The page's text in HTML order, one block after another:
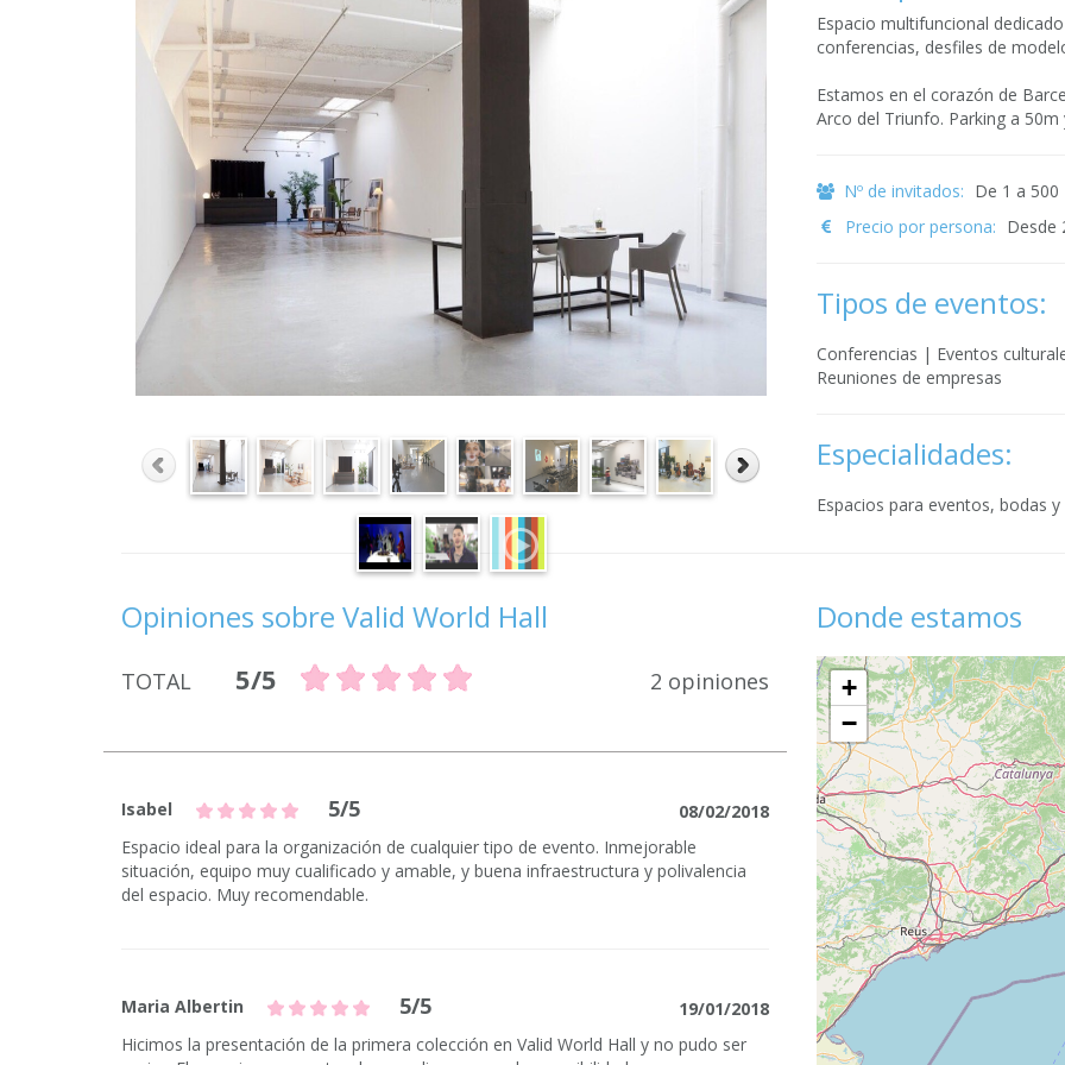
Espacio multifuncional
conferencias, desfiles de
Estamos en el corazón de
Arco del Triunfo. Parking a
Nº de invitados: De 1 a 500
Precio por persona: Desde
Tipos de eventos:
Conferencias | Eventos
Reuniones de empresas
Especialidades:
Espacios para eventos, bodas
Opiniones sobre Valid World Hall
TOTAL 5/5 2 opiniones
Isabel 5/5
08/02/2018
Espacio ideal para la organización de cualquier tipo de evento. Inmejorable
situación, equipo muy cualificado y amable, y buena infraestructura y polivalencia
del espacio. Muy recomendable.
Maria Albertin 5/5
19/01/2018
Hicimos la presentación de la primera colección en Valid World Hall y no pudo ser
Donde estamos
+
−